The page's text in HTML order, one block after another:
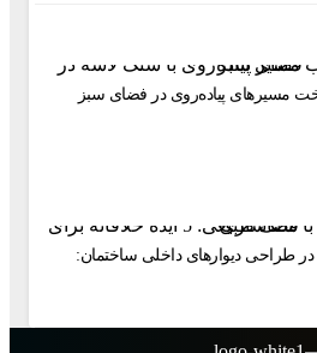
پیاده‌روی در فضای سبز
داخلی ساختمان: